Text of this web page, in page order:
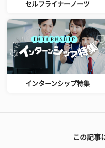
セルフライナーノーツ
インターンシップ特集
この記事